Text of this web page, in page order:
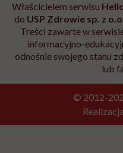
Właścicielem serwisu
do USP Zdrowie sp. z
Treści zawarte w
informacyjno-
odnośnie swojego stanu
lub
© 2012-